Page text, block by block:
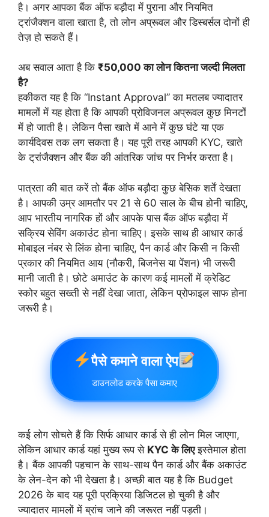
है। अगर आपका बैंक ऑफ बड़ौदा में पुराना और नियमित
ट्रांजैक्शन वाला खाता है, तो लोन अप्रूवल और डिस्बर्सल दोनों ही
तेज़ हो सकते हैं।
अब सवाल आता है कि ₹50,000 का लोन कितना जल्दी मिलता
है?
हकीकत यह है कि “Instant Approval” का मतलब ज्यादातर
मामलों में यह होता है कि आपकी प्रोविजनल अप्रूवल कुछ मिनटों
में हो जाती है। लेकिन पैसा खाते में आने में कुछ घंटे या एक
कार्यदिवस तक लग सकता है। यह पूरी तरह आपकी KYC, खाते
के ट्रांजैक्शन और बैंक की आंतरिक जांच पर निर्भर करता है।
पात्रता की बात करें तो बैंक ऑफ बड़ौदा कुछ बेसिक शर्तें देखता
है। आपकी उम्र आमतौर पर 21 से 60 साल के बीच होनी चाहिए,
आप भारतीय नागरिक हों और आपके पास बैंक ऑफ बड़ौदा में
सक्रिय सेविंग अकाउंट होना चाहिए। इसके साथ ही आधार कार्ड
मोबाइल नंबर से लिंक होना चाहिए, पैन कार्ड और किसी न किसी
प्रकार की नियमित आय (नौकरी, बिजनेस या पेंशन) भी जरूरी
मानी जाती है। छोटे अमाउंट के कारण कई मामलों में क्रेडिट
स्कोर बहुत सख्ती से नहीं देखा जाता, लेकिन प्रोफाइल साफ होना
जरूरी है।
पैसे कमाने वाला ऐप
डाउनलोड करके पैसा कमाए
कई लोग सोचते हैं कि सिर्फ आधार कार्ड से ही लोन मिल जाएगा,
लेकिन आधार कार्ड यहां मुख्य रूप से KYC के लिएइस्तेमाल होता
है। बैंक आपकी पहचान के साथ-साथ पैन कार्ड और बैंक अकाउंट
के लेन-देन को भी देखता है। अच्छी बात यह है कि Budget
2026 के बाद यह पूरी प्रक्रिया डिजिटल हो चुकी है और
ज्यादातर मामलों में ब्रांच जाने की जरूरत नहीं पड़ती।